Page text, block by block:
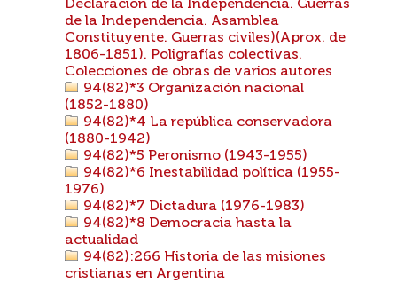
Declaración de la Independencia. Guerras
de la Independencia. Asamblea
Constituyente. Guerras civiles)(Aprox. de
1806-1851). Poligrafías colectivas.
Colecciones de obras de varios autores
94(82)*3 Organización nacional
(1852-1880)
94(82)*4 La república conservadora
(1880-1942)
94(82)*5 Peronismo (1943-1955)
94(82)*6 Inestabilidad política (1955-
1976)
94(82)*7 Dictadura (1976-1983)
94(82)*8 Democracia hasta la
actualidad
94(82):266 Historia de las misiones
cristianas en Argentina